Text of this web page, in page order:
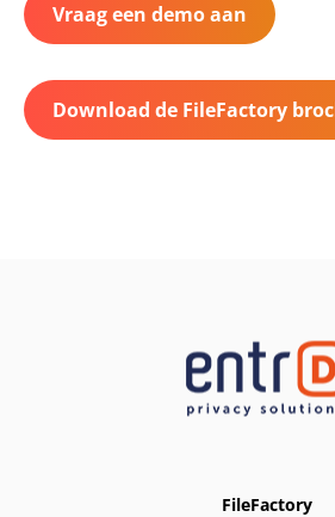
Vraag een demo aan
Download de FileFactory
FileFactory